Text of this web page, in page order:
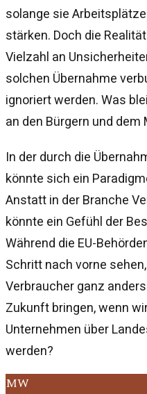
solange sie
stärken. Doch die
Vielzahl an
solchen Übernahme
ignoriert werden. Was
an den Bürgern und dem
In der durch die
könnte sich ein
Anstatt in der Branche
könnte ein Gefühl der
Während die EU-
Schritt nach vorne
Verbraucher ganz
Zukunft bringen, wenn
Unternehmen über
werden?
MW